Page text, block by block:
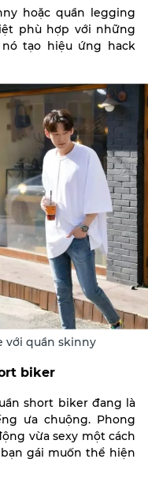
hoặc quần legging
phù hợp với những
tạo hiệu ứng hack
với quần skinny
biker
short biker đang là
ưa chuộng. Phong
vừa sexy một cách
gái muốn thể hiện